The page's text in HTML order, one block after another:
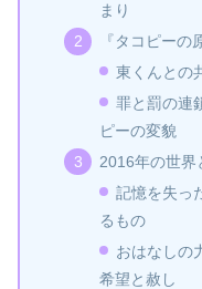
まり
『タコピー
東くんとの
罪と罰の連
ピーの変貌
2016年の世界
記憶を失っ
るもの
おはなしの
希望と赦し